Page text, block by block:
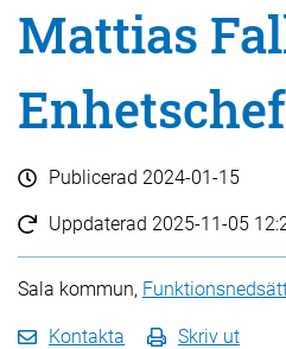
Mattias
Enhetschef
Publicerad 2024-01-15
Uppdaterad 2025-11-05
Sala kommun,
Kontakta Skriv ut